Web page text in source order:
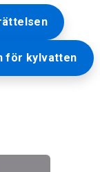
för kylvatten